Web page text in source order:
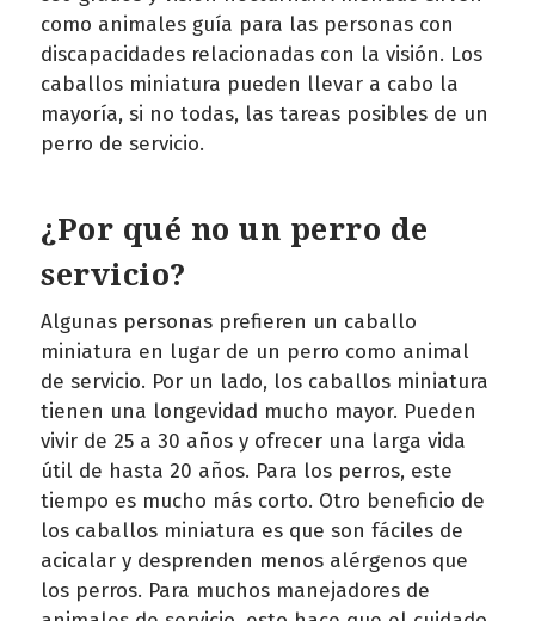
como animales guía para las personas con
discapacidades relacionadas con la visión. Los
caballos miniatura pueden llevar a cabo la
mayoría, si no todas, las tareas posibles de un
perro de servicio.
¿Por qué no un perro de
servicio?
Algunas personas prefieren un caballo
miniatura en lugar de un perro como animal
de servicio. Por un lado, los caballos miniatura
tienen una longevidad mucho mayor. Pueden
vivir de 25 a 30 años y ofrecer una larga vida
útil de hasta 20 años. Para los perros, este
tiempo es mucho más corto. Otro beneficio de
los caballos miniatura es que son fáciles de
acicalar y desprenden menos alérgenos que
los perros. Para muchos manejadores de